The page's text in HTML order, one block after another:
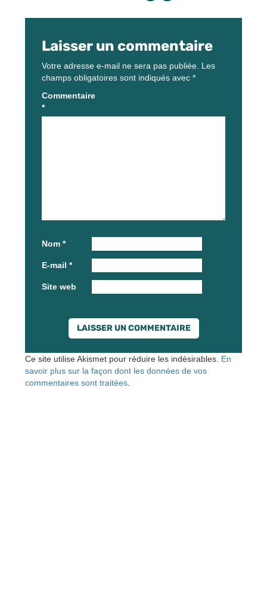
Laisser un commentaire
Votre adresse e-mail ne sera pas publiée. Les
champs obligatoires sont indiqués avec *
Commentaire
*
Nom *
E-mail *
Site web
Ce site utilise Akismet pour réduire les indésirables. En
savoir plus sur la façon dont les données de vos
commentaires sont traitées